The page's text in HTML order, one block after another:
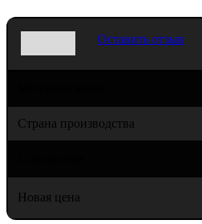
Оставить отзыв
Страна производства
Новая цена